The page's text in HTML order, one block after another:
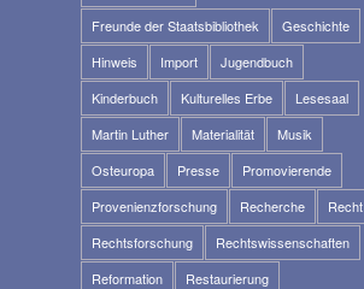
Freunde der Staatsbibliothek
Geschichte
Hinweis
Import
Jugendbuch
Kinderbuch
Kulturelles Erbe
Lesesaal
Martin Luther
Materialität
Musik
Osteuropa
Presse
Promovierende
Provenienzforschung
Recherche
Recht
Rechtsforschung
Rechtswissenschaften
Reformation
Restaurierung